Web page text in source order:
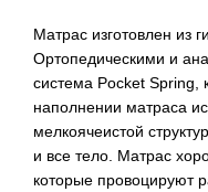
Матрас изготовлен из
Ортопедическими и
система Pocket Spring,
наполнении матраса
мелкоячеистой
и все тело. Матрас
которые провоцируют